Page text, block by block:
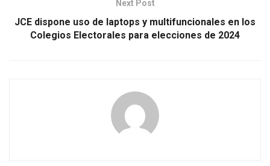
Next Post
JCE dispone uso de laptops y multifuncionales en los
Colegios Electorales para elecciones de 2024